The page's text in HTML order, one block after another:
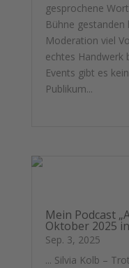
gesprochene
Bühne
Moderation viel
echtes Handwerk
Events gibt es
Publikum...
Mein Podcast
Oktober 2025
Sep. 3, 2025
... Silvia Kolb –